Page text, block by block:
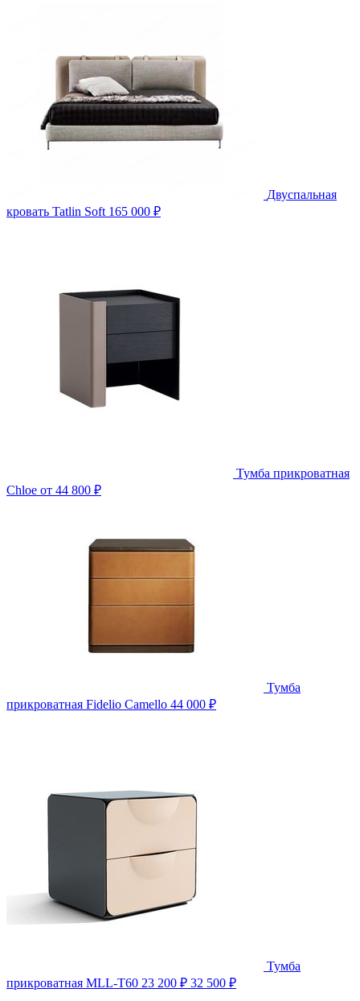
Двуспальная
кровать Tatlin Soft 165 000 ₽
Тумба прикроватная
Chloe от 44 800 ₽
Тумба
прикроватная Fidelio Camello 44 000 ₽
Тумба
прикроватная MLL-T60 23 200 ₽ 32 500 ₽